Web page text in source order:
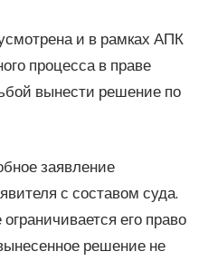
и в рамках АПК
процесса в праве
вынести решение по
заявление
с составом суда.
его право
решение не